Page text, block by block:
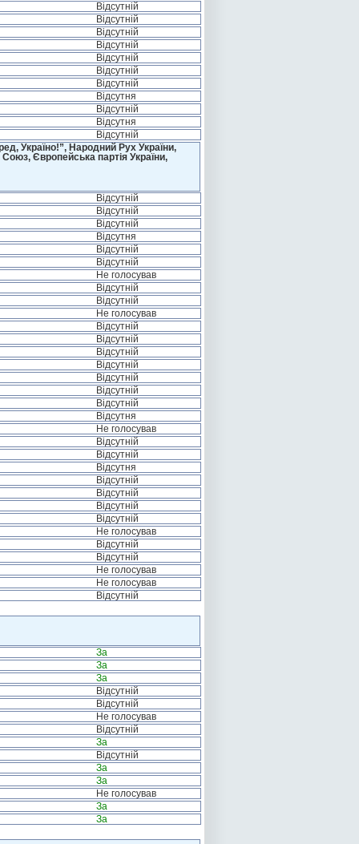
Відсутній
Відсутній
Відсутній
Відсутній
Відсутній
Відсутній
Відсутній
Відсутня
Відсутній
Відсутня
Відсутній
Україно!”, Народний Рух України,
Європейська партія України,
Відсутній
Відсутній
Відсутній
Відсутня
Відсутній
Відсутній
Не голосував
Відсутній
Відсутній
Не голосував
Відсутній
Відсутній
Відсутній
Відсутній
Відсутній
Відсутній
Відсутній
Відсутня
Не голосував
Відсутній
Відсутній
Відсутня
Відсутній
Відсутній
Відсутній
Відсутній
Не голосував
Відсутній
Відсутній
Не голосував
Не голосував
Відсутній
За
За
За
Відсутній
Відсутній
Не голосував
Відсутній
За
Відсутній
За
За
Не голосував
За
За